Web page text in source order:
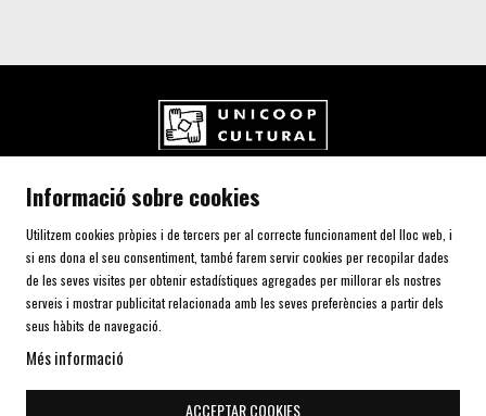
Carrer de l'Aurora, 80 (Plaça de Cal Font)
Telf. 93 805 00 75
AVÍS LEGAL I POLÍTICA DE PRIVACITAT
DECLARACIÓ D'ACCESSIBILITAT
Informació sobre cookies
Utilitzem cookies pròpies i de tercers per al correcte funcionament del lloc web, i
si ens dona el seu consentiment, també farem servir cookies per recopilar dades
de les seves visites per obtenir estadístiques agregades per millorar els nostres
serveis i mostrar publicitat relacionada amb les seves preferències a partir dels
seus hàbits de navegació.
Més informació
ACCEPTAR COOKIES